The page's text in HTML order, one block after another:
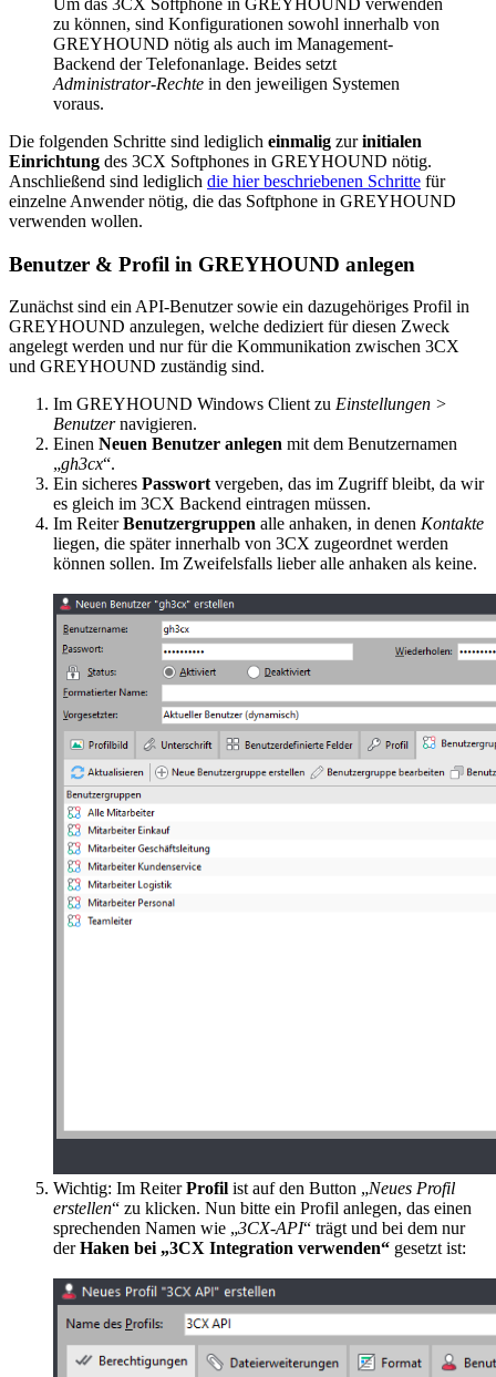
zu können, sind Konfigurationen sowohl innerhalb von
GREYHOUND nötig als auch im Management-
Backend der Telefonanlage. Beides setzt
Administrator-Rechte in den jeweiligen Systemen
voraus.
Die folgenden Schritte sind lediglich einmalig zurinitialen
Einrichtung des 3CX Softphones in GREYHOUND nötig.
Anschließend sind lediglich die hier beschriebenen Schritte für
einzelne Anwender nötig, die das Softphone in GREYHOUND
verwenden wollen.
Benutzer & Profil in GREYHOUND anlegen
Zunächst sind ein API-Benutzer sowie ein dazugehöriges Profil in
GREYHOUND anzulegen, welche dediziert für diesen Zweck
angelegt werden und nur für die Kommunikation zwischen 3CX
und GREYHOUND zuständig sind.
Im GREYHOUND Windows Client zu Einstellungen >
Benutzernavigieren.
Einen Neuen Benutzer anlegen mit dem Benutzernamen
„gh3cx“.
Ein sicheres Passwort vergeben, das im Zugriff bleibt, da wir
es gleich im 3CX Backend eintragen müssen.
Im ReiterBenutzergruppen alle anhaken, in denen Kontakte
liegen, die später innerhalb von 3CX zugeordnet werden
können sollen. Im Zweifelsfalls lieber alle anhaken als keine.
Wichtig: Im ReiterProfil ist auf den Button „Neues Profil
erstellen“ zu klicken. Nun bitte ein Profil anlegen, das einen
sprechenden Namen wie „3CX-API“ trägt und bei dem nur
derHaken bei „3CX Integration verwenden“ gesetzt ist: